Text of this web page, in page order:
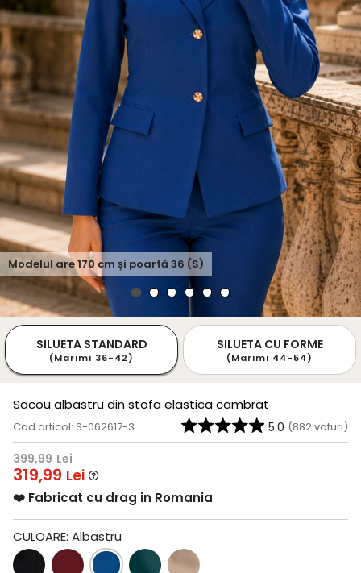
Modelul are170 cm și poartă 36 (S)
SILUETA STANDARD
(Marimi 36-42)
SILUETA CU FORME
(Marimi 44-54)
Sacou albastru din stofa elastica cambrat
Cod articol: S-062617-3 5.0 (882voturi)
399,99 Lei
319,99 Lei
❤️ Fabricat cu drag in Romania
CULOARE: Albastru